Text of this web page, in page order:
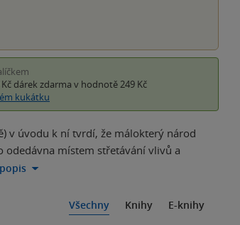
dárek zdarma v hodnotě 249 Kč
kukátku
v úvodu k ní tvrdí, že málokterý národ
odedávna místem střetávání vlivů a
Všechny Knihy E-knihy